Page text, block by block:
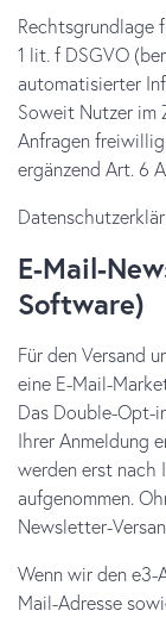
Rechtsgrundlage
1 lit. f DSGVO
automatisierter
Soweit Nutzer im
Anfragen
ergänzend Art. 6
E-Mail-
Software)
Für den Versand
eine E-Mail-
Das Double-Opt-
Ihrer Anmeldung
werden erst nach
aufgenommen.
Newsletter-
Wenn wir den e3-
Mail-Adresse